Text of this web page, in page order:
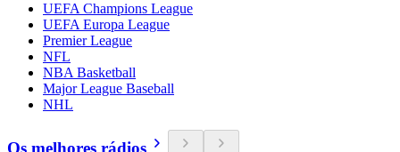
UEFA Champions League
UEFA Europa League
Premier League
NFL
NBA Basketball
Major League Baseball
NHL
Os melhores rádios